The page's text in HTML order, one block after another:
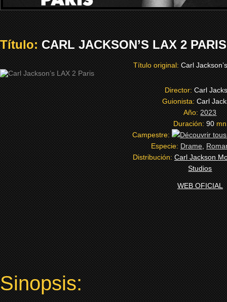
Título:CARL JACKSON’S LAX 2
Título original:Carl
Director:Carl
Guionista:Carl
Año:2023
Duración:90mn
Campestre:
Especie:Drame,
Distribución:Carl Jackson
Studios
WEB OFICIAL
Sinopsis: